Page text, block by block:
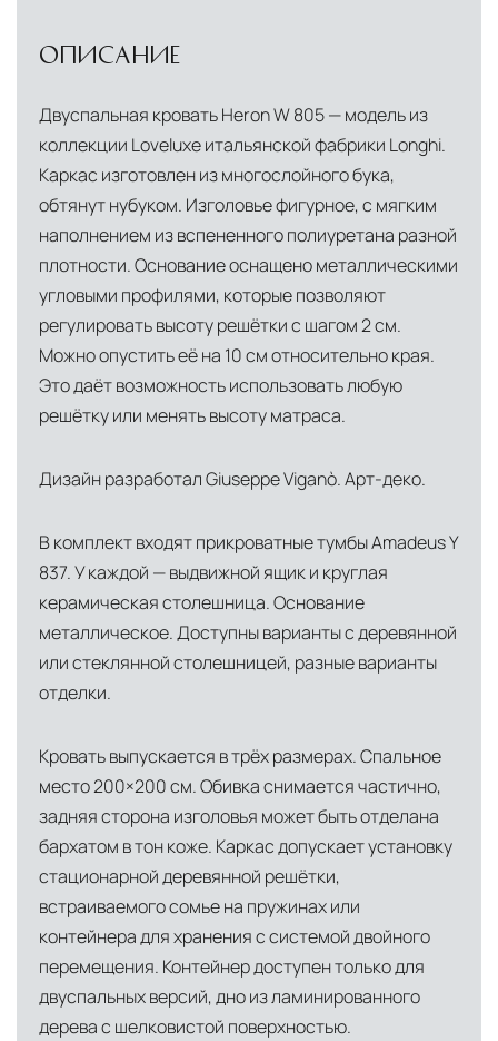
инфраструктуры позволяет сократить сроки
сохранностью продукции.
Глобальная сеть распределительных
центров
Помимо Москвы, мы располагаем
логистическими узлами в ключевых
Дубай, ОАЭ— региональный центр для
Ближнего Востока и Азии
Кипр— распределительная база для
Лондон, Великобритания—
США— центр доставки для
североамериканского сегмента
Другие страны Европы— расширенная
сеть партнёрских складов
Для клиентов Москвы и МО предусмотрены
следующие услуги:
Доставка до адреса— транспортировка
товара от нашего склада непосредственно к
месту назначения с соблюдением сроков
Профессиональная выгрузка
квалифицированные грузчики
осуществляют разгрузку с применением
ОПИСАНИЕ
Двуспальная кровать Heron W 805 — модель из
коллекции Loveluxe итальянской фабрики Longhi.
Каркас изготовлен из многослойного бука,
обтянут нубуком. Изголовье фигурное, с мягким
наполнением из вспененного полиуретана разной
плотности. Основание оснащено металлическими
угловыми профилями, которые позволяют
регулировать высоту решётки с шагом 2 см.
Можно опустить её на 10 см относительно края.
Это даёт возможность использовать любую
решётку или менять высоту матраса.
Дизайн разработал Giuseppe Viganò. Арт-деко.
В комплект входят прикроватные тумбы Amadeus Y
837. У каждой — выдвижной ящик и круглая
керамическая столешница. Основание
металлическое. Доступны варианты с деревянной
или стеклянной столешницей, разные варианты
отделки.
Кровать выпускается в трёх размерах. Спальное
место 200×200 см. Обивка снимается частично,
задняя сторона изголовья может быть отделана
бархатом в тон коже. Каркас допускает установку
стационарной деревянной решётки,
встраиваемого сомье на пружинах или
контейнера для хранения с системой двойного
перемещения. Контейнер доступен только для
двуспальных версий, дно из ламинированного
дерева с шелковистой поверхностью.